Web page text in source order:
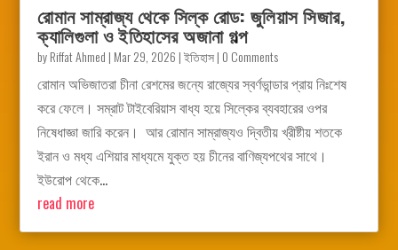
রোমান সাম্রাজ্য থেকে সিল্ক রোড: জুলিয়াস সিজার,
ক্যালিগুলা ও ইতিহাসের অজানা গল্প
byRiffat Ahmed | Mar 29, 2026 |ইতিহাস| 0 Comments
রোমান অভিজাতরা চীনা রেশমের জন্যে রাজ্যের স্বর্ণভান্ডার প্রায় নিঃশেষ
করে ফেলে। সম্রাট টাইবেরিয়াস বাধ্য হয়ে সিল্কের ব্যবহারের ওপর
নিষেধাজ্ঞা জারি করেন। আর রোমান সাম্রাজ্যও দ্বিতীয় খ্রীষ্টীয় শতকে
ইরান ও মধ্য এশিয়ার মাধ্যমে যুক্ত হয় চীনের বাণিজ্যপথের সাথে।
ইউরোপ থেকে...
read more